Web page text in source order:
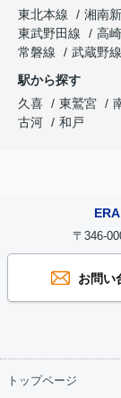
東北本線
湘南
東武野田線
高
常磐線
武蔵野線
駅から探す
久喜
東鷲宮
古河
和戸
〒346-
お問い
トップページ